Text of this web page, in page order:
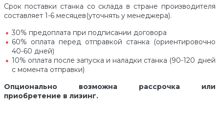
Срок поставки станка со склада в стране производителя
составляет 1-6 месяцев(уточнять у менеджера).
30% предоплата при подписании договора
60% оплата перед отправкой станка (ориентировочно
40-60 дней)
10% оплата после запуска и наладки станка (90-120 дней
с момента отправки)
Опционально возможна рассрочка или
приобретение в лизинг.